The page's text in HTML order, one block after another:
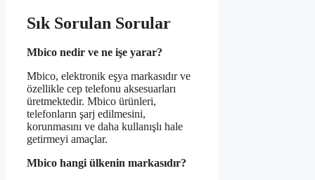
Sık Sorulan Sorular
Mbico nedir ve ne işe yarar?
Mbico, elektronik eşya markasıdır ve
özellikle cep telefonu aksesuarları
üretmektedir. Mbico ürünleri,
telefonların şarj edilmesini,
korunmasını ve daha kullanışlı hale
getirmeyi amaçlar.
Mbico hangi ülkenin markasıdır?